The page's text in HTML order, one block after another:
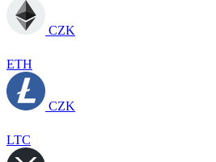
CZK
ETH
CZK
LTC